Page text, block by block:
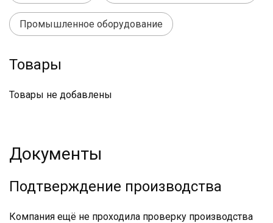
Промышленное оборудование
Товары
Товары не добавлены
Документы
Подтверждение производства
Компания ещё не проходила проверку производства